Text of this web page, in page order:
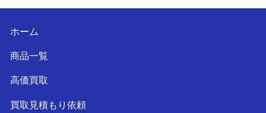
ホーム
商品一覧
高価買取
買取見積もり依頼